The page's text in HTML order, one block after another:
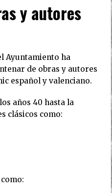
y autores
Ayuntamiento ha
de obras y autores
español y valenciano.
años 40 hasta la
clásicos como: